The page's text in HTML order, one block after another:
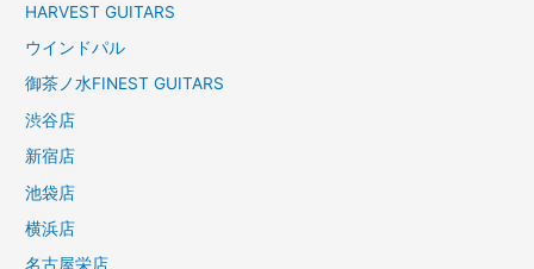
HARVEST GUITARS
ウインドパル
御茶ノ水FINEST GUITARS
渋谷店
新宿店
池袋店
横浜店
名古屋栄店